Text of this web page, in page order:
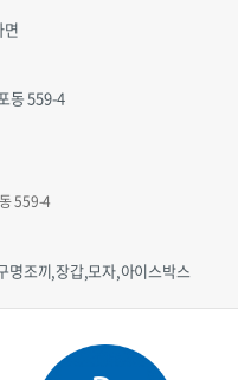
면
동 559-4
559-4
명조끼,장갑,모자,아이스박스